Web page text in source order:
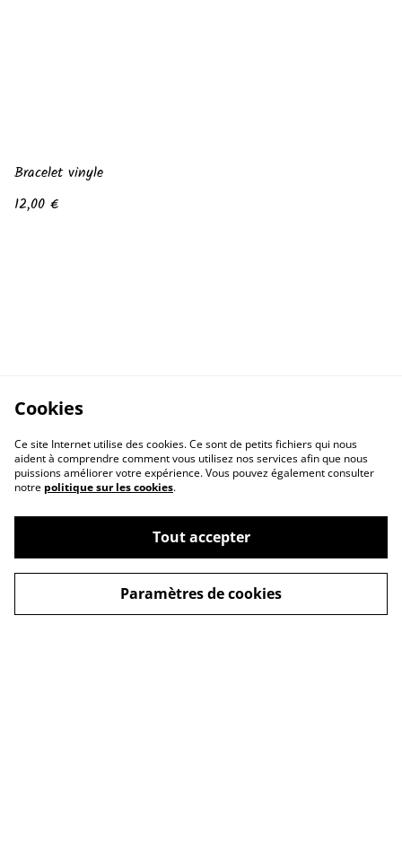
Bracelet vinyle
12,00 €
Cookies
Ce site Internet utilise des cookies. Ce sont de petits fichiers qui nous
aident à comprendre comment vous utilisez nos services afin que nous
puissions améliorer votre expérience. Vous pouvez également consulter
notre politique sur les cookies.
Tout accepter
Paramètres de cookies